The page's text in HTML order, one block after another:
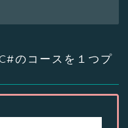
のコースを１つプ